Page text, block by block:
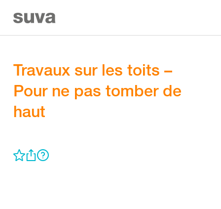
Travaux sur les toits –
Pour ne pas tomber de
haut